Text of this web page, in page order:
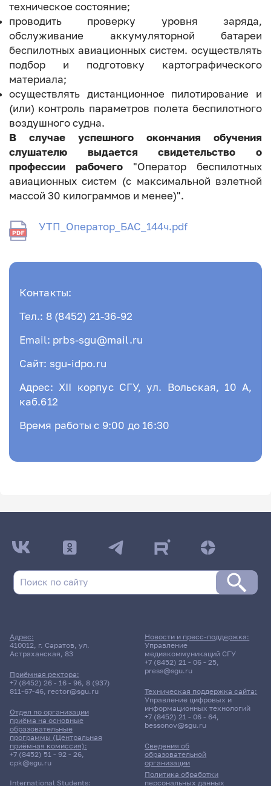
техническое состояние;
проводить проверку уровня заряда,
обслуживание аккумуляторной батареи
беспилотных авиационных систем. осуществлять
подбор и подготовку картографического
материала;
осуществлять дистанционное пилотирование и
(или) контроль параметров полета беспилотного
воздушного судна.
В случае успешного окончания обучения
слушателю выдается свидетельство о
профессии рабочего"Оператор беспилотных
авиационных систем (с максимальной взлетной
массой 30 килограммов и менее)".
УТП_Оператор_БАС_144ч.pdf
Контакты:
Тел.: 8 (8452) 21-36-92
Email: prbs-sgu@mail.ru
Сайт: sgu-idpo.ru
Адрес: XII корпус СГУ, ул. Вольская, 10 А,
каб.612
Время работы с 9:00 до 16:30
Адрес:
410012, г. Саратов, ул.
Астраханская, 83
Приёмная ректора:
+7 (8452) 26 - 16 - 96, 8 (937)
811-67-46, rector@sgu.ru
Отдел по организации
приёма на основные
образовательные
программы (Центральная
приёмная комиссия):
+7 (8452) 51 - 92 - 26,
cpk@sgu.ru
International Students:
Сведения об
образовательной
организации
Политика обработки
персональных данных
Новости и пресс-поддержка:
Управление
медиакоммуникаций СГУ
+7 (8452) 21 - 06 - 25,
press@sgu.ru
Техническая поддержка сайта:
Управление цифровых и
информационных технологий
+7 (8452) 21 - 06 - 64,
bessonov@sgu.ru